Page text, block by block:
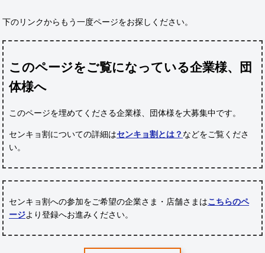
下のリンクからもう一度ページをお探しください。
このページをご覧になっている企業様、団
体様へ
このページを埋めてくださる企業様、団体様を大募集中です。
センキョ割についての詳細はセンキョ割とは？ などをご覧くださ
い。
センキョ割への参加をご希望の企業さま・店舗さまはこちらのペ
ージより登録へお進みください。